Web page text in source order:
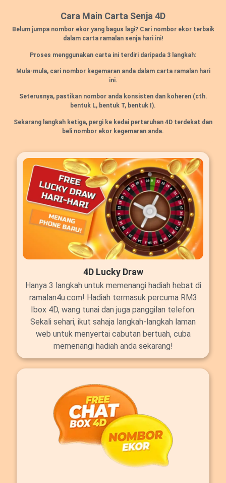
Cara Main Carta Senja 4D
Belum jumpa nombor ekor yang bagus lagi? Cari nombor ekor terbaik
dalam carta ramalan senja hari ini!
Proses menggunakan carta ini terdiri daripada 3 langkah:
Mula-mula, cari nombor kegemaran anda dalam carta ramalan hari
ini.
Seterusnya, pastikan nombor anda konsisten dan koheren (cth.
bentuk L, bentuk T, bentuk I).
Sekarang langkah ketiga, pergi ke kedai pertaruhan 4D terdekat dan
beli nombor ekor kegemaran anda.
4D Lucky Draw
Hanya 3 langkah untuk memenangi hadiah hebat di
ramalan4u.com! Hadiah termasuk percuma RM3
Ibox 4D, wang tunai dan juga panggilan telefon.
Sekali sehari, ikut sahaja langkah-langkah laman
web untuk menyertai cabutan bertuah, cuba
memenangi hadiah anda sekarang!